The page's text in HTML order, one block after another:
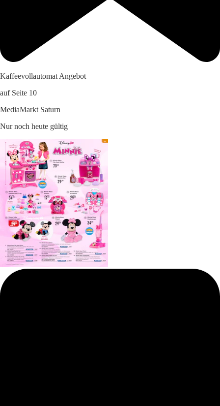
Kaffeevollautomat Angebot
auf Seite 10
MediaMarkt Saturn
Nur noch heute gültig